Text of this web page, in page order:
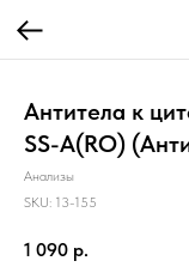
Антитела к
SS-A(RO)
Анализы
SKU: 13-155
1 090 р.